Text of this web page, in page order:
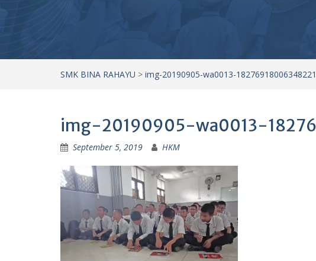
SMK BINA RAHAYU > img-20190905-wa0013-
img-20190905-wa0013-
September 5, 2019 HKM